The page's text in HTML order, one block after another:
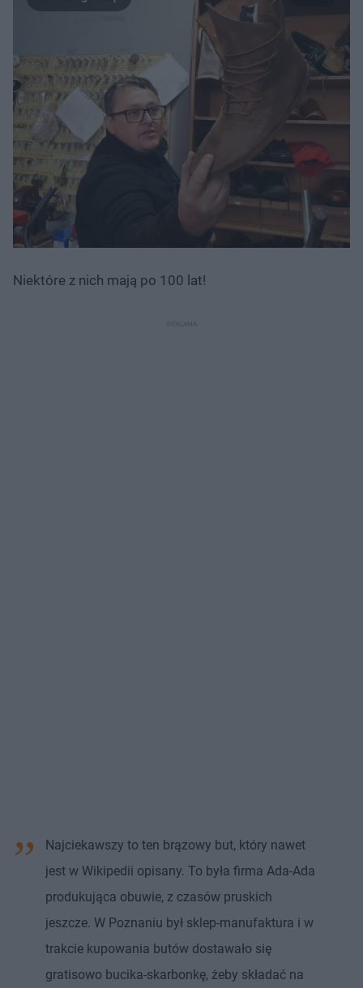
Niektóre z nich mają po 100 lat!
Najciekawszy to ten brązowy but, który nawet
jest w Wikipedii opisany. To była firma Ada-Ada
produkująca obuwie, z czasów pruskich
jeszcze. W Poznaniu był sklep-manufaktura i w
trakcie kupowania butów dostawało się
gratisowo bucika-skarbonkę, żeby składać na